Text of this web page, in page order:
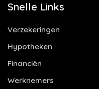
Snelle Links
Verzekeringen
Hypotheken
Financiën
Werknemers